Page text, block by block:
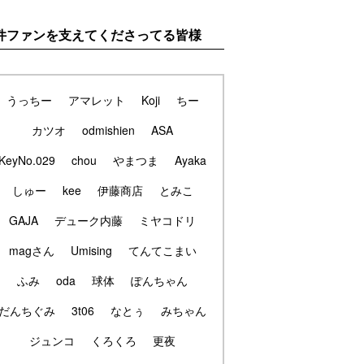
ファンを支えてくださってる皆様
うっちー アマレット Koji
ちー
カツオ
odmishien
ASA
chou やまつま
Ayaka
しゅー
kee 伊藤商店
とみこ
GAJA
デューク内藤
ミヤコドリ
magさん
Umising
てんてこまい
ふみ
oda 球体
ぽんちゃん
んちぐみ
3t06 なとぅ
みちゃん
ジュンコ
くろくろ
更夜